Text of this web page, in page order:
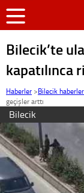
Bilecik’te
kapatılınca
Haberler >Bilecik
geçişler arttı
Bilecik